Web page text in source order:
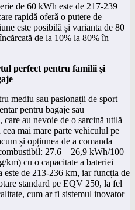
de 60 kWh este de 217-239
rapidă oferă o putere de
este posibilă și varianta de 80
de la 10% la 80% în
perfect pentru familii și
mediu sau pasionații de sport
pentru bagaje sau
au nevoie de o sarcină utilă
mai mare parte vehiculul pe
și opțiunea de a comanda
27.6 – 26,9 kWh/100
km) cu o capacitate a bateriei
de 213-236 km, iar funcția de
standard pe EQV 250, la fel
cum ar fi sistemul inovator